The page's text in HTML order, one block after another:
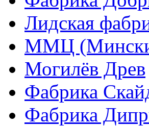
Лидская
ММЦ
Могилёв Древ
Фабрика
Фабрика